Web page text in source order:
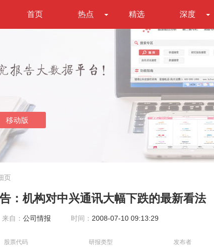
首页 热点 精选 深度
页
：机构对中兴通讯大幅下跌的最新看法
来自： 公司情报 时间： 2008-07-10 09:13:29
股票代码 研报类型 发布者